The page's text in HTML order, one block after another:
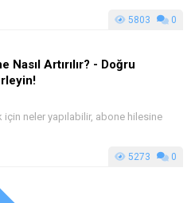
5803 0
Nasıl Artırılır? - Doğru
için neler yapılabilir, abone hilesine
5273 0